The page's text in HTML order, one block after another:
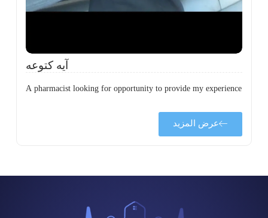
آيه كتوعه
A pharmacist looking for opportunity to provide my experience
عرض المزيد